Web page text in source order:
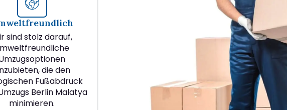
sind stolz darauf,
die den
Fußabdruck
Berlin Malatya
minimieren.